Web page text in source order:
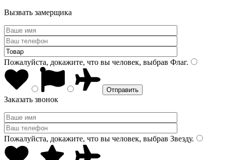
Вызвать замерщика
Пожалуйста, докажите, что вы человек, выбрав Флаг.
Заказать звонок
Пожалуйста, докажите, что вы человек, выбрав Звезду.